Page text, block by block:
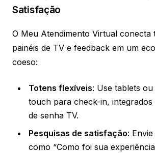
Satisfação
O Meu Atendimento Virtual conecta
painéis de TV e feedback em um
coeso:
Totens flexíveis: Use tablets
touch para check-in, integrados
de senha TV.
Pesquisas de satisfação:
como “Como foi sua